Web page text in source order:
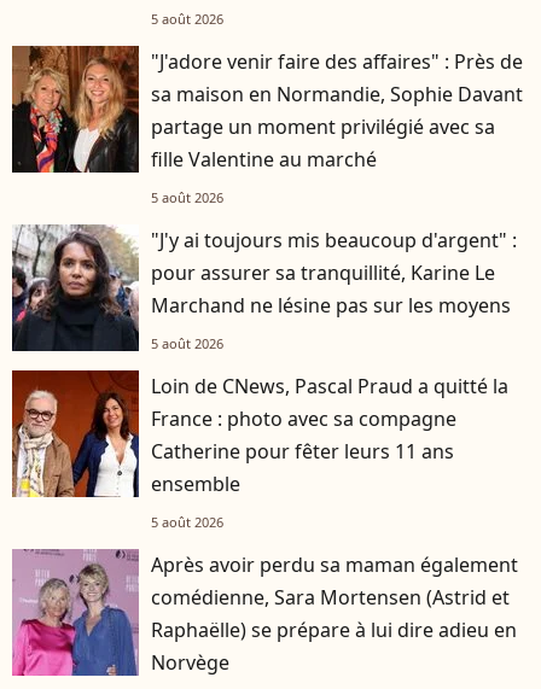
5 août 2026
"J'adore venir faire des affaires" : Près de
sa maison en Normandie, Sophie Davant
partage un moment privilégié avec sa
fille Valentine au marché
5 août 2026
"J'y ai toujours mis beaucoup d'argent" :
pour assurer sa tranquillité, Karine Le
Marchand ne lésine pas sur les moyens
5 août 2026
Loin de CNews, Pascal Praud a quitté la
France : photo avec sa compagne
Catherine pour fêter leurs 11 ans
ensemble
5 août 2026
Après avoir perdu sa maman également
comédienne, Sara Mortensen (Astrid et
Raphaëlle) se prépare à lui dire adieu en
Norvège